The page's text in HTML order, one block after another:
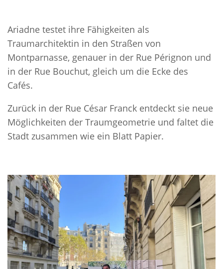
Ariadne testet ihre Fähigkeiten als
Traumarchitektin in den Straßen von
Montparnasse, genauer in der Rue Pérignon und
in der Rue Bouchut, gleich um die Ecke des
Cafés.
Zurück in der Rue César Franck entdeckt sie neue
Möglichkeiten der Traumgeometrie und faltet die
Stadt zusammen wie ein Blatt Papier.